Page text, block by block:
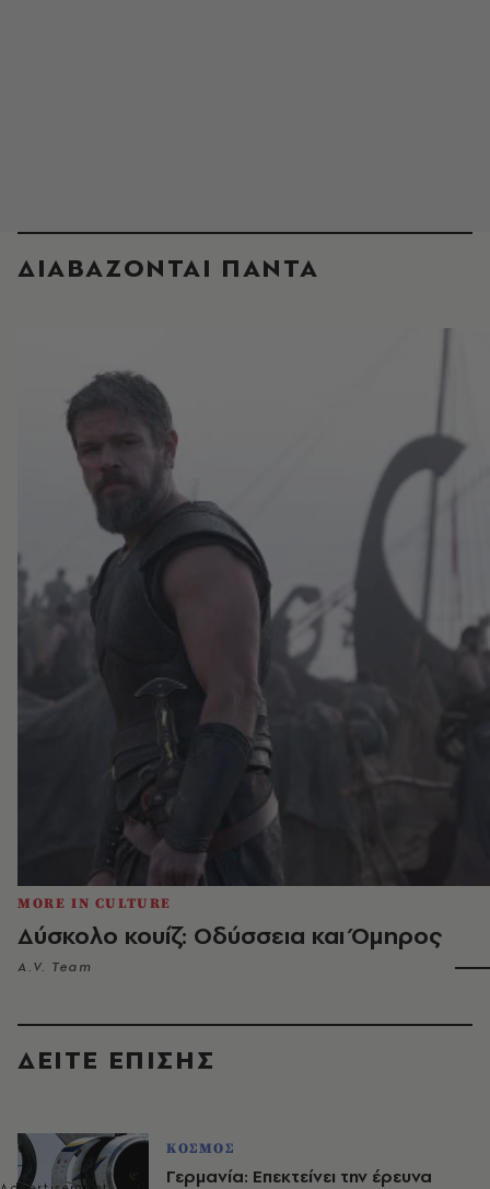
ΔΙΑΒΑΖΟΝΤΑΙ ΠΑΝΤΑ
MORE IN CULTURE
Δύσκολο κουίζ: Οδύσσεια και Όμηρος
A.V. Team
ΔΕΙΤΕ ΕΠΙΣΗΣ
ΚΟΣΜΟΣ
Γερμανία: Επεκτείνει την έρευνα